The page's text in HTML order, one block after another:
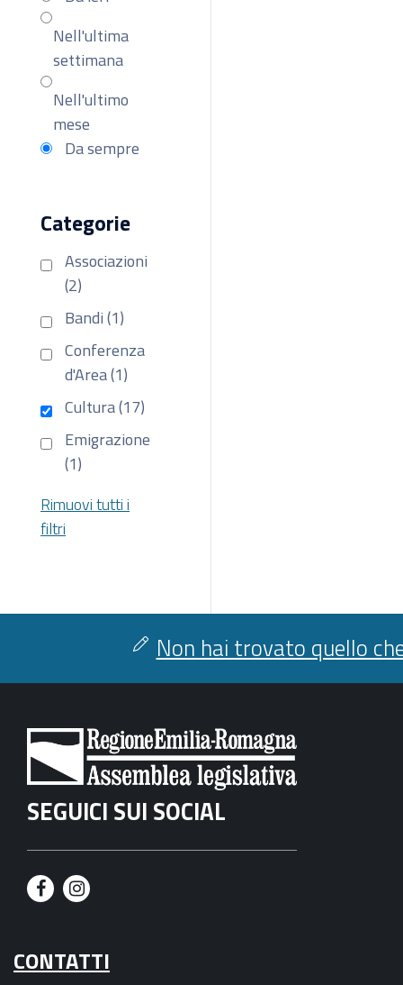
Nell'ultima
settimana
Nell'ultimo
mese
Da sempre
Categorie
Associazioni
(2)
Bandi (1)
Conferenza
d'Area (1)
Cultura (17)
Emigrazione
(1)
Rimuovi tutti i
filtri
Non hai trovato quello
SEGUICI SUI SOCIAL
F
c
I
s
CONTATTI